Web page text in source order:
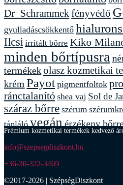
Dr_Schrammekfényvédő
gyulladáscsökkentő
Ilcsi irritált bőrre Kiko
minden bőrtípusra
termékekolasz kozmetikai
krém Payot pigmentfoltok
ránctalanító shea vaj Sol de
száraz bőrre szérum
tápláló vegánérzékeny
Prémium kozmetikai termékek kedvező
info@szepsegdiszkont.hu
+36-30-322-3469
©2017-2026 | SzépségDiszkont